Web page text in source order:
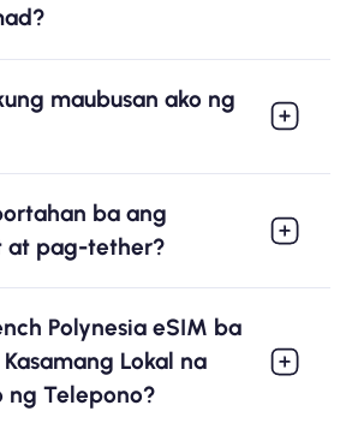
maubusan ako ng
ba ang
at pag-tether?
Polynesia eSIM ba
Lokal na
ng Telepono?